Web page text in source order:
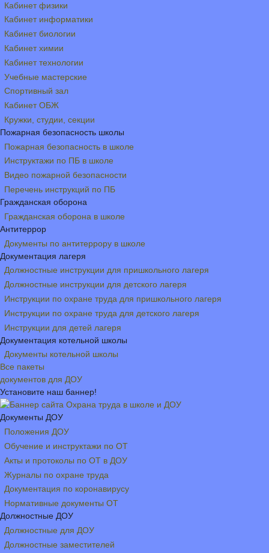
Кабинет физики
Кабинет информатики
Кабинет биологии
Кабинет химии
Кабинет технологии
Учебные мастерские
Спортивный зал
Кабинет ОБЖ
Кружки, студии, секции
Пожарная безопасность школы
Пожарная безопасность в школе
Инструктажи по ПБ в школе
Видео пожарной безопасности
Перечень инструкций по ПБ
Гражданская оборона
Гражданская оборона в школе
Антитеррор
Документы по антитеррору в школе
Документация лагеря
Должностные инструкции для пришкольного лагеря
Должностные инструкции для детского лагеря
Инструкции по охране труда для пришкольного лагеря
Инструкции по охране труда для детского лагеря
Инструкции для детей лагеря
Документация котельной школы
Документы котельной школы
Все пакеты
документов для ДОУ
Установите наш баннер!
Документы ДОУ
Положения ДОУ
Обучение и инструктажи по ОТ
Акты и протоколы по ОТ в ДОУ
Журналы по охране труда
Документация по коронавирусу
Нормативные документы ОТ
Должностные ДОУ
Должностные для ДОУ
Должностные заместителей